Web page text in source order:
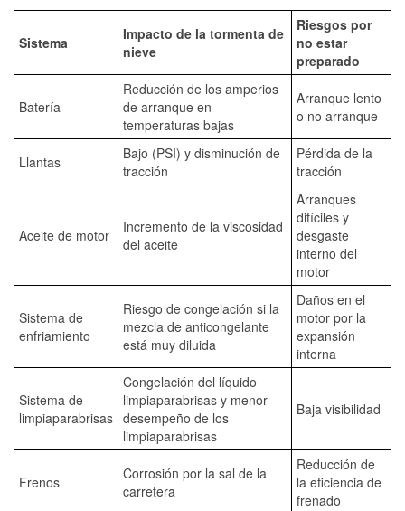
Sistema
Impacto de la tormenta de
nieve
Riesgos por
no estar
preparado
Batería
Reducción de los amperios
de arranque en
temperaturas bajas
Arranque lento
o no arranque
Llantas
Bajo (PSI) y disminución de
tracción
Pérdida de la
tracción
Aceite de motor
Incremento de la viscosidad
del aceite
Arranques
difíciles y
desgaste
interno del
motor
Sistema de
enfriamiento
Riesgo de congelación si la
mezcla de anticongelante
está muy diluida
Daños en el
motor por la
expansión
interna
Sistema de
limpiaparabrisas
Congelación del líquido
limpiaparabrisas y menor
desempeño de los
limpiaparabrisas
Baja visibilidad
Frenos
Corrosión por la sal de la
carretera
Reducción de
la eficiencia de
frenado